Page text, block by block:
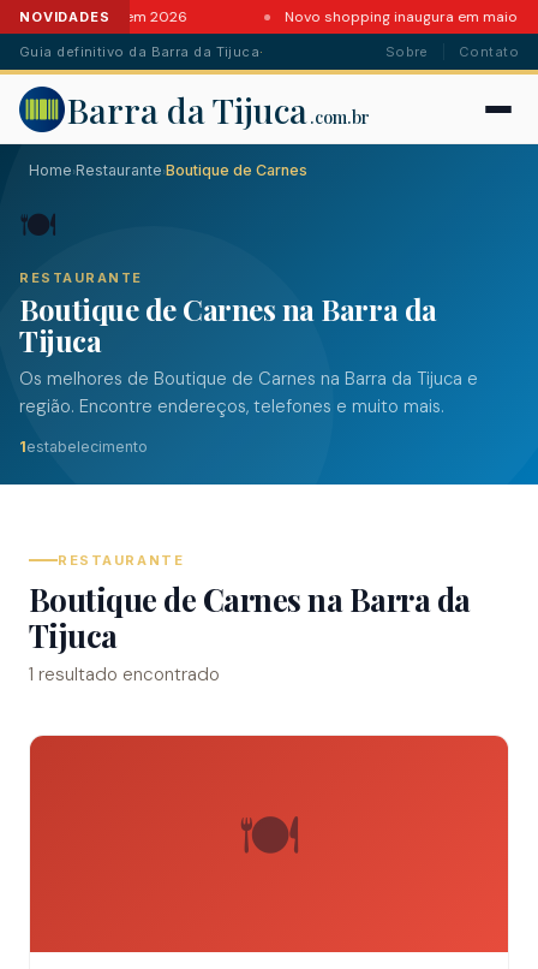
NOVIDADES
da Barra em 2026 Novo shopping inaugura em maio
Guia definitivo da Barra da Tijuca· Sobre Contato
Barra da Tijuca .com.br
Home›Restaurante›Boutique de Carnes
🍽️
RESTAURANTE
Boutique de Carnes na Barra da
Tijuca
Os melhores de Boutique de Carnes na Barra da Tijuca e
região. Encontre endereços, telefones e muito mais.
1estabelecimento
RESTAURANTE
Boutique de Carnes na Barra da
Tijuca
1 resultado encontrado
🍽️